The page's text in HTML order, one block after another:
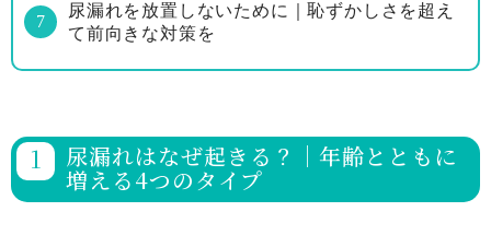
尿漏れを放置しないために｜恥ずかしさを超え
て前向きな対策を
尿漏れはなぜ起きる？｜年齢とともに
増える4つのタイプ